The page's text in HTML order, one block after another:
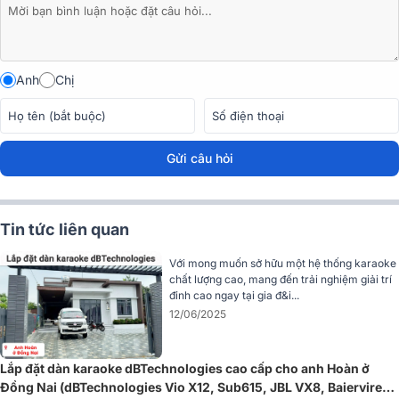
Loa được tích hợp sẵn amply Digipro G2 công suất RMS 1050W
(Class D + SMPS), cùng với bộ xử lý DSP tiên tiến và lọc FIR tuyến
tính, đảm bảo âm thanh luôn trong trẻo, không méo tiếng ở bất kỳ
mức âm lượng nào. SPL đạt tối đa 132.5dB và góc phủ âm rộng
100° x 90°, cho khả năng lấp đầy không gian từ phòng khách đến
sân vườn rộng tới 100m². Đây là mẫu loa active lý tưởng cho cả hát
karaoke lẫn nghe nhạc sống động chuẩn sân khấu tại gia.
>> Xem chi tiết:Loa dBTechnologies Opera Reevo 210
Anh Chị
Gửi câu hỏi
Tin tức liên quan
Với mong muốn sở hữu một hệ thống karaoke
chất lượng cao, mang đến trải nghiệm giải trí
đỉnh cao ngay tại gia đ&i...
12/06/2025
Lắp đặt dàn karaoke dBTechnologies cao cấp cho anh Hoàn ở
Đồng Nai (dBTechnologies Vio X12, Sub615, JBL VX8, Baiervires